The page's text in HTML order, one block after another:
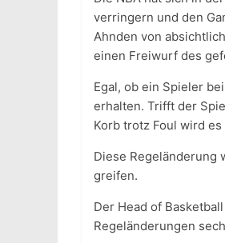
verringern und den
Ahnden von
einen Freiwurf des
Egal, ob ein Spieler
erhalten. Trifft der
Korb trotz Foul wird
Diese Regeländerung
greifen.
Der Head of
Regeländerungen